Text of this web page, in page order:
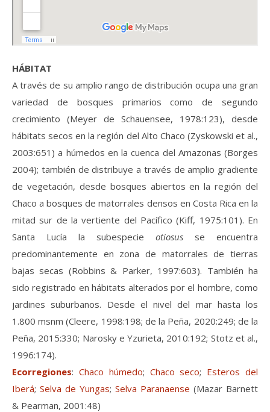
HÁBITAT
A través de su amplio rango de distribución ocupa una gran
variedad de bosques primarios como de segundo
crecimiento (Meyer de Schauensee, 1978:123), desde
hábitats secos en la región del Alto Chaco (Zyskowski et al.,
2003:651) a húmedos en la cuenca del Amazonas (Borges
2004); también de distribuye a través de amplio gradiente
de vegetación, desde bosques abiertos en la región del
Chaco a bosques de matorrales densos en Costa Rica en la
mitad sur de la vertiente del Pacífico (Kiff, 1975:101). En
Santa Lucía la subespecie otiosus se encuentra
predominantemente en zona de matorrales de tierras
bajas secas (Robbins & Parker, 1997:603). También ha
sido registrado en hábitats alterados por el hombre, como
jardines suburbanos. Desde el nivel del mar hasta los
1.800 msnm (Cleere, 1998:198; de la Peña, 2020:249; de la
Peña, 2015:330; Narosky e Yzurieta, 2010:192; Stotz et al.,
1996:174).
Ecorregiones: Chaco húmedo; Chaco seco; Esteros del
Iberá; Selva de Yungas; Selva Paranaense (Mazar Barnett
& Pearman, 2001:48)